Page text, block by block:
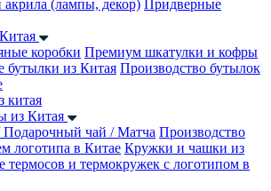
(лампы, декор) Придверные
коробки Премиум шкатулки и кофры
бутылки из Китая Производство бутылок
китая
из Китая
Подарочный чай / Матча Производство
логотипа в Китае Кружки и чашки из
термосов и термокружек с логотипом в